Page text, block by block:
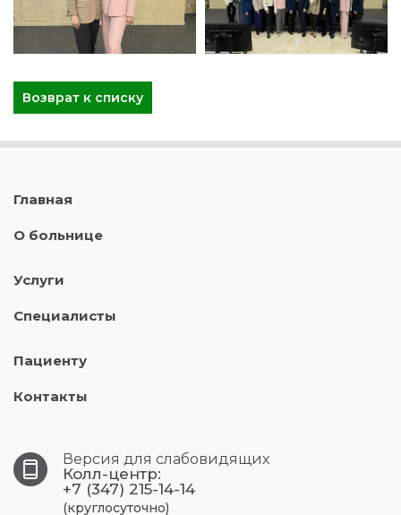
Возврат к списку
Главная
О больнице
Услуги
Специалисты
Пациенту
Контакты
Версия для слабовидящих
Колл-центр:
+7 (347) 215-14-14
(круглосуточно)